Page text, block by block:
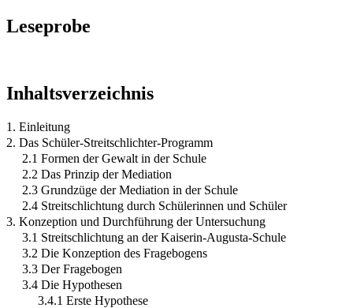
Leseprobe
Inhaltsverzeichnis
1. Einleitung
2. Das Schüler-Streitschlichter-Programm
2.1 Formen der Gewalt in der Schule
2.2 Das Prinzip der Mediation
2.3 Grundzüge der Mediation in der Schule
2.4 Streitschlichtung durch Schülerinnen und Schüler
3. Konzeption und Durchführung der Untersuchung
3.1 Streitschlichtung an der Kaiserin-Augusta-Schule
3.2 Die Konzeption des Fragebogens
3.3 Der Fragebogen
3.4 Die Hypothesen
3.4.1 Erste Hypothese